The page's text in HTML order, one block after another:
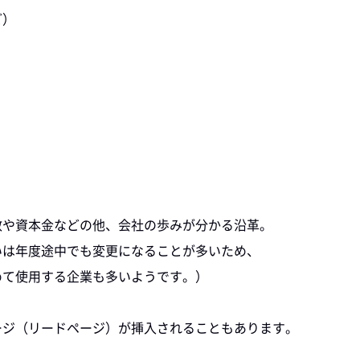
資本金などの他、会社の歩みが分かる沿革。
年度途中でも変更になることが多いため、
使用する企業も多いようです。）
（リードページ）が挿入されることもあります。